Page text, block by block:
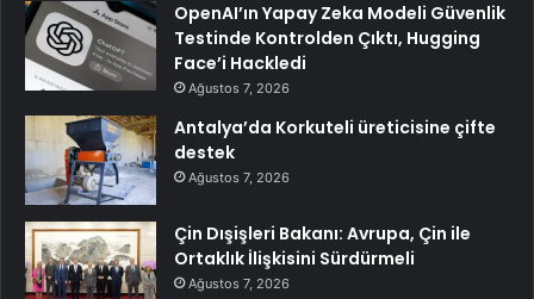
OpenAI’ın Yapay Zeka Modeli Güvenlik
Testinde Kontrolden Çıktı, Hugging
Face’i Hackledi
Ağustos 7, 2026
Antalya’da Korkuteli üreticisine çifte
destek
Ağustos 7, 2026
Çin Dışişleri Bakanı: Avrupa, Çin ile
Ortaklık İlişkisini Sürdürmeli
Ağustos 7, 2026